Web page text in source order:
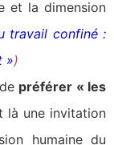
et la dimension
travail confiné :
»)
préférer « les
là une invitation
humaine du